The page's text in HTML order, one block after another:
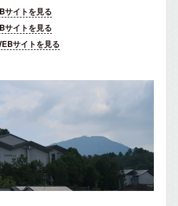
サイトを見る
サイトを見る
サイトを見る